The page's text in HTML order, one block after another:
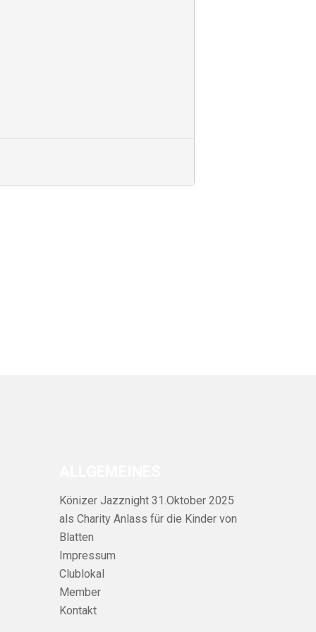
Könizer Jazznight 31.Oktober 2025
als Charity Anlass für die Kinder von
Blatten
Impressum
Clublokal
Member
Kontakt